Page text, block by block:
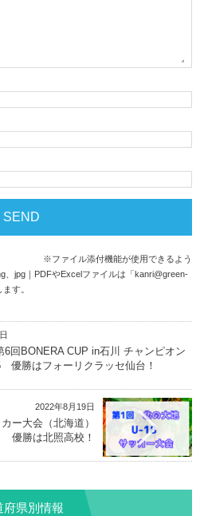
※ファイル添付機能が使用できるよう
、jpg｜PDFやExcelファイルは「kanri@green-
す。
6回BONERA CUP in石川 チャンピオン
優勝はフォーリクラッセ仙台！
2022年8月19日
ー大会（北海道）
優勝は北照高校！
府県別情報